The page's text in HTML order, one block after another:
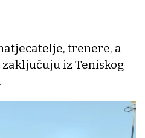
trenere, a
iz Teniskog